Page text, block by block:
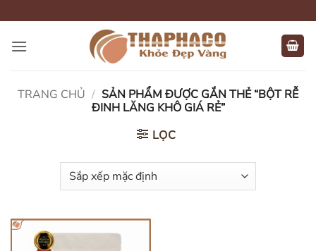
qua
nội
TRANG CHỦ / SẢN PHẨM ĐƯỢC GẮN THẺ “BỘT RỄ
ĐINH LĂNG KHÔ GIÁ RẺ”
LỌC